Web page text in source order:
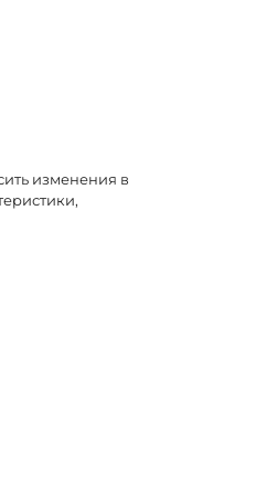
изменения в